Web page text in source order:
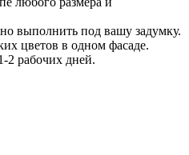
выполнить под вашу задумку.
цветов в одном фасаде.
2 рабочих дней.